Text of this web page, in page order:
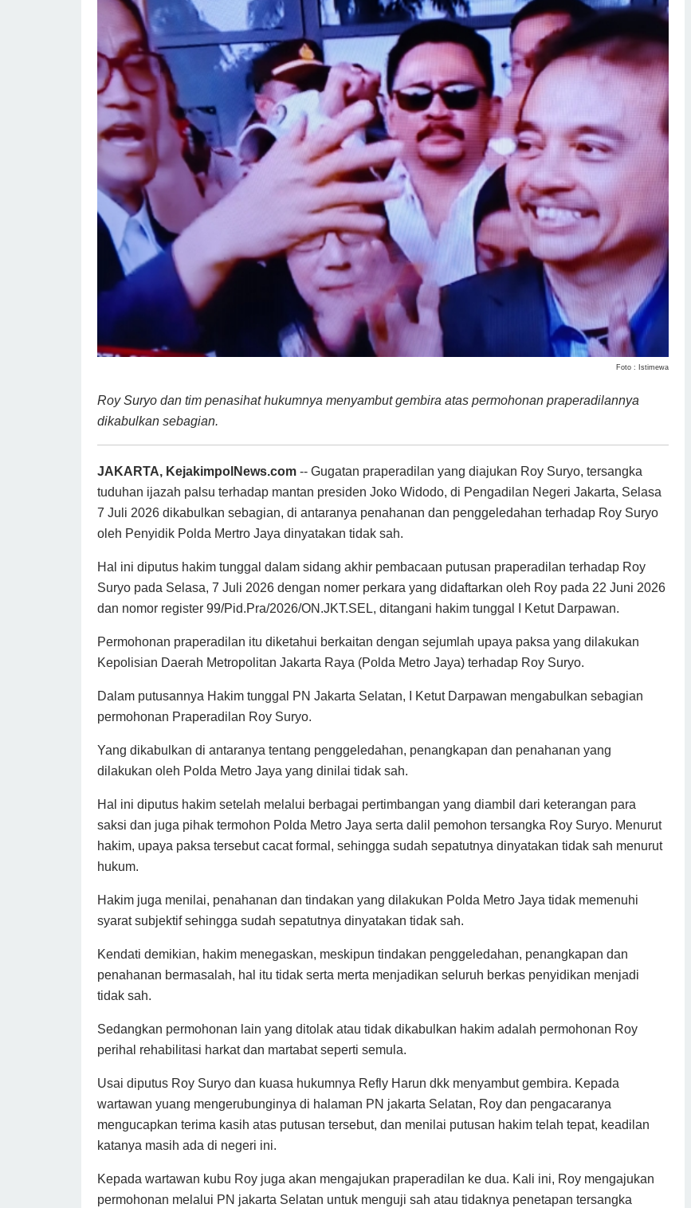
Foto : Istimewa
Roy Suryo dan tim penasihat hukumnya menyambut gembira atas permohonan praperadilannya
dikabulkan sebagian.
JAKARTA, KejakimpolNews.com -- Gugatan praperadilan yang diajukan Roy Suryo, tersangka
tuduhan ijazah palsu terhadap mantan presiden Joko Widodo, di Pengadilan Negeri Jakarta, Selasa
7 Juli 2026 dikabulkan sebagian, di antaranya penahanan dan penggeledahan terhadap Roy Suryo
oleh Penyidik Polda Mertro Jaya dinyatakan tidak sah.
Hal ini diputus hakim tunggal dalam sidang akhir pembacaan putusan praperadilan terhadap Roy
Suryo pada Selasa, 7 Juli 2026 dengan nomer perkara yang didaftarkan oleh Roy pada 22 Juni 2026
dan nomor register 99/Pid.Pra/2026/ON.JKT.SEL, ditangani hakim tunggal I Ketut Darpawan.
Permohonan praperadilan itu diketahui berkaitan dengan sejumlah upaya paksa yang dilakukan
Kepolisian Daerah Metropolitan Jakarta Raya (Polda Metro Jaya) terhadap Roy Suryo.
Dalam putusannya Hakim tunggal PN Jakarta Selatan, I Ketut Darpawan mengabulkan sebagian
permohonan Praperadilan Roy Suryo.
Yang dikabulkan di antaranya tentang penggeledahan, penangkapan dan penahanan yang
dilakukan oleh Polda Metro Jaya yang dinilai tidak sah.
Hal ini diputus hakim setelah melalui berbagai pertimbangan yang diambil dari keterangan para
saksi dan juga pihak termohon Polda Metro Jaya serta dalil pemohon tersangka Roy Suryo. Menurut
hakim, upaya paksa tersebut cacat formal, sehingga sudah sepatutnya dinyatakan tidak sah menurut
hukum.
Hakim juga menilai, penahanan dan tindakan yang dilakukan Polda Metro Jaya tidak memenuhi
syarat subjektif sehingga sudah sepatutnya dinyatakan tidak sah.
Kendati demikian, hakim menegaskan, meskipun tindakan penggeledahan, penangkapan dan
penahanan bermasalah, hal itu tidak serta merta menjadikan seluruh berkas penyidikan menjadi
tidak sah.
Sedangkan permohonan lain yang ditolak atau tidak dikabulkan hakim adalah permohonan Roy
perihal rehabilitasi harkat dan martabat seperti semula.
Usai diputus Roy Suryo dan kuasa hukumnya Refly Harun dkk menyambut gembira. Kepada
wartawan yuang mengerubunginya di halaman PN jakarta Selatan, Roy dan pengacaranya
mengucapkan terima kasih atas putusan tersebut, dan menilai putusan hakim telah tepat, keadilan
katanya masih ada di negeri ini.
Kepada wartawan kubu Roy juga akan mengajukan praperadilan ke dua. Kali ini, Roy mengajukan
permohonan melalui PN jakarta Selatan untuk menguji sah atau tidaknya penetapan tersangka